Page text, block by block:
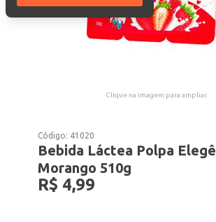
Clique na imagem para ampliar.
Código: 41020
Bebida Láctea Polpa Elegê
Morango 510g
R$ 4,99